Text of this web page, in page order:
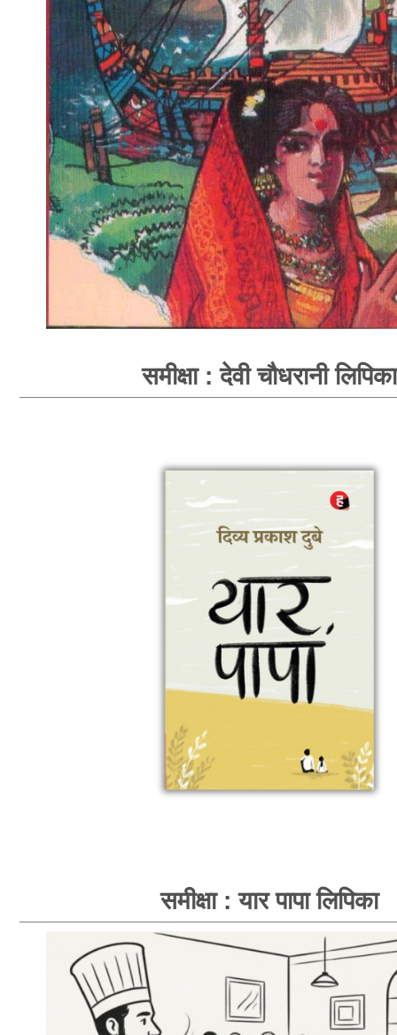
समीक्षा : देवी चौधरानी लिपिका
समीक्षा : यार पापा लिपिका